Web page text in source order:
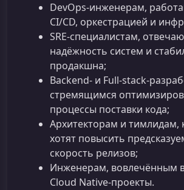
DevOps-инженерам,
CI/CD, оркестрацией и
SRE‑специалистам,
надёжность систем и
продакшна;
Backend‑ и
стремящимся
процессы поставки кода;
Архитекторам и тимлидам,
хотят повысить
скорость релизов;
Инженерам, вовлечённым
Cloud Native‑проекты.